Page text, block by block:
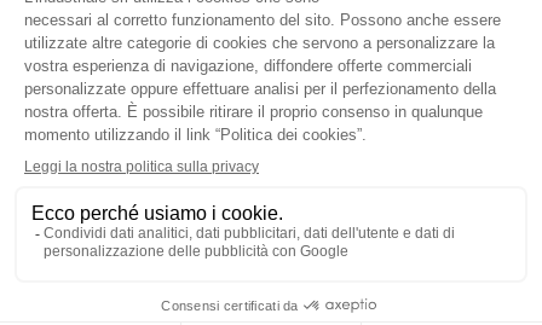
Registro Imprese
Iscrizione R.I.: 12212870153
REA: MI-1539011
Capitale sociale: Euro 10.400,00 i.v.
Contatti
info@industriale.it
PEC:industriale@pec.industriale.it
02 8969 3116
Informativa privacy - Cookie
| Condizioni di navigazione